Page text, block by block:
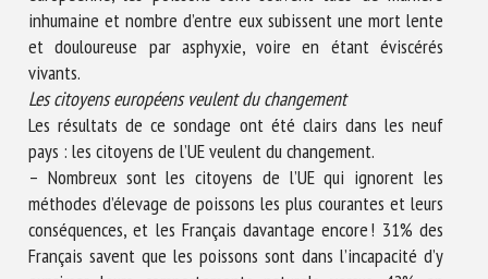
inhumaine et nombre d’entre eux subissent une mort lente
et douloureuse par asphyxie, voire en étant éviscérés
vivants.
Les citoyens européens veulent du changement
Les résultats de ce sondage ont été clairs dans les neuf
pays : les citoyens de l’UE veulent du changement.
– Nombreux sont les citoyens de l’UE qui ignorent les
méthodes d’élevage de poissons les plus courantes et leurs
conséquences, et les Français davantage encore ! 31% des
Français savent que les poissons sont dans l’incapacité d’y